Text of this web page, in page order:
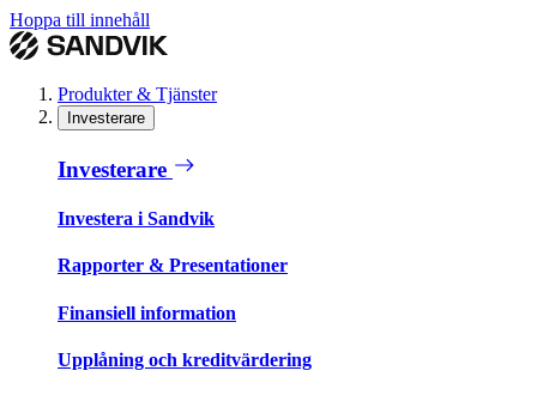
Hoppa till innehåll
Produkter & Tjänster
Investerare
Investerare
Investera i Sandvik
Rapporter & Presentationer
Finansiell information
Upplåning och kreditvärdering